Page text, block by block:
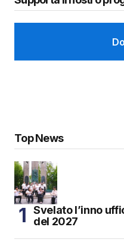
Top News
Svelato l’inno
del 2027